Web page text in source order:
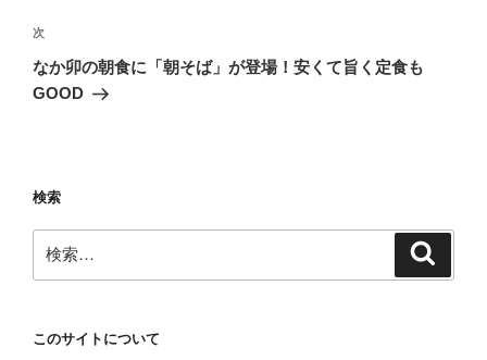
ゲ
ー
シ
次
の
投
次
なか卯の朝食に「朝そば」が登場！安くて旨く定食も
GOOD
検索
索:
このサイトについて